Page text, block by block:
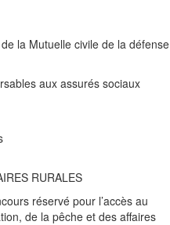
la Mutuelle civile de la défense
aux assurés sociaux
RURALES
réservé pour l’accès au
de la pêche et des affaires